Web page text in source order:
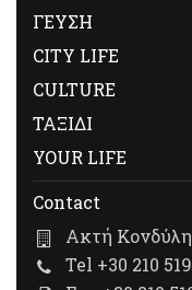
ΓΕΥΣΗ
CITY LIFE
CULTURE
ΤΑΞΙΔΙ
YOUR LIFE
Contact
Ακτή Κονδύλη
Tel +30 210